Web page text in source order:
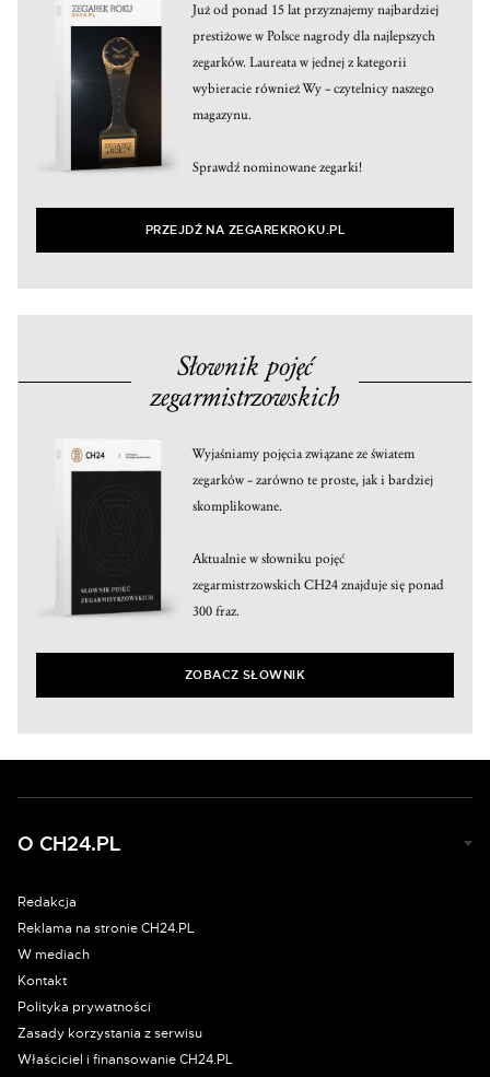
Już od ponad 15 lat przyznajemy najbardziej
prestiżowe w Polsce nagrody dla najlepszych
zegarków. Laureata w jednej z kategorii
wybieracie również Wy – czytelnicy naszego
magazynu.
Sprawdź nominowane zegarki!
PRZEJDŹ NA ZEGAREKROKU.PL
Słownik pojęć
zegarmistrzowskich
Wyjaśniamy pojęcia związane ze światem
zegarków – zarówno te proste, jak i bardziej
skomplikowane.
Aktualnie w słowniku pojęć
zegarmistrzowskich CH24 znajduje się ponad
300 fraz.
ZOBACZ SŁOWNIK
O CH24.PL
Redakcja
Reklama na stronie CH24.PL
W mediach
Kontakt
Polityka prywatności
Zasady korzystania z serwisu
Właściciel i finansowanie CH24.PL